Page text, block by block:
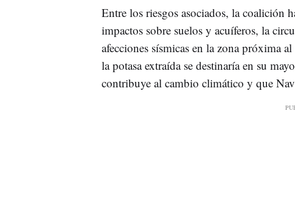
Entre los riesgos asociados, la coalición
impactos sobre suelos y acuíferos, la
afecciones sísmicas en la zona próxima al
la potasa extraída se destinaría en su
contribuye al cambio climático y que